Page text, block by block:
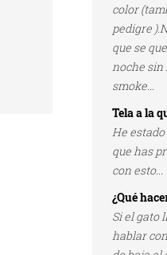
color
pedigre
que se
noche sin
smoke...
Tela a la
He
que has
con esto...
¿Qué
Si el gato
hablar